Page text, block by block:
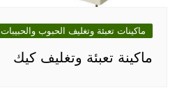
ماكينات تعبئة وتغليف الحبوب والحبيبات
ماكينة تعبئة وتغليف كيك